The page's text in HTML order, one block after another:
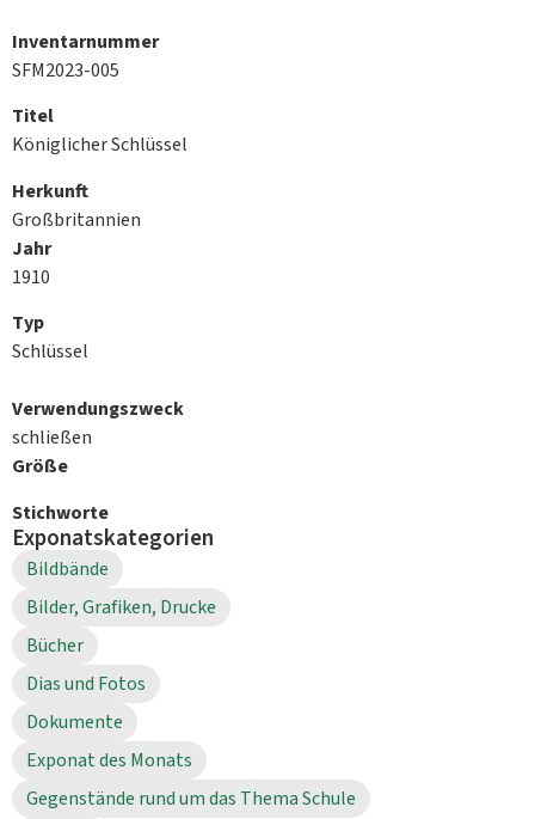
Inventarnummer
SFM2023-005
Titel
Königlicher Schlüssel
Herkunft
Großbritannien
Jahr
1910
Typ
Schlüssel
Verwendungszweck
schließen
Größe
Stichworte
Exponatskategorien
Bildbände
Bilder, Grafiken, Drucke
Bücher
Dias und Fotos
Dokumente
Exponat des Monats
Gegenstände rund um das Thema Schule